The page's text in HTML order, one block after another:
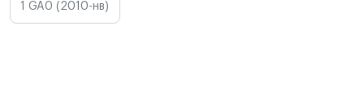
1 GA0 (2010-нв)